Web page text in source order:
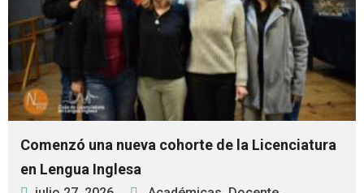
Comenzó una nueva cohorte de la Licenciatura
en Lengua Inglesa